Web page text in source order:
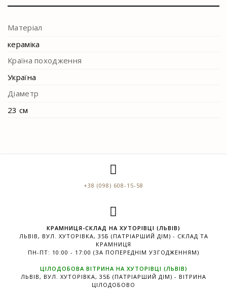
Матеріал
кераміка
Країна походження
Україна
Діаметр
23 см
+38 (098) 608-15-58
КРАМНИЦЯ-СКЛАД НА ХУТОРІВЦІ (ЛЬВІВ)
ЛЬВІВ, ВУЛ. ХУТОРІВКА, 35Б (ПАТРІАРШИЙ ДІМ) - СКЛАД ТА
КРАМНИЦЯ
ПН-ПТ: 10:00 - 17:00 (ЗА ПОПЕРЕДНІМ УЗГОДЖЕННЯМ)
ЦІЛОДОБОВА ВІТРИНА НА ХУТОРІВЦІ (ЛЬВІВ)
ЛЬВІВ, ВУЛ. ХУТОРІВКА, 35Б (ПАТРІАРШИЙ ДІМ) - ВІТРИНА
ЦІЛОДОБОВО